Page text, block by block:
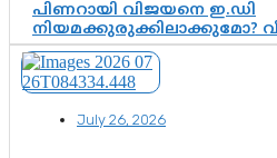
പിണറായി വിജയനെ ഇ.ഡി
നിയമക്കുരുക്കിലാക്കുമോ?
വിജയൻ
കർത്തയുടെ മൊഴി
വഴിത്തിരിവാകുമോ?
July 26, 2026